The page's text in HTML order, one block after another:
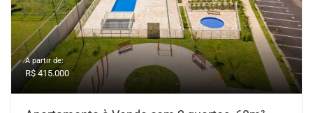
A partir de:
R$ 415.000